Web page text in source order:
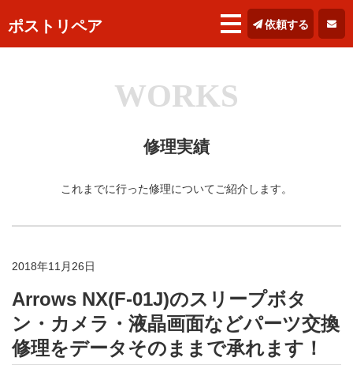
ポストリペア 依頼する
WORKS
修理実績
これまでに行った修理についてご紹介します。
2018年11月26日
Arrows NX(F-01J)のスリープボタ
ン・カメラ・液晶画面などパーツ交換
修理をデータそのままで承れます！